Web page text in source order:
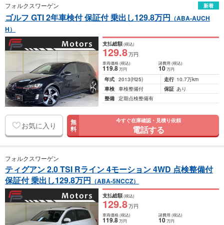
フォルクスワーゲン 新着
ゴルフ GTI 2年車検付 保証付 乗出し129.8万円 （ABA-AUCH
H）
支払総額(税込)
129.8万円
車両価格(税込)
119.8万円
諸費用 (税込)
10 万円
年式 2013(H25) 走行 10.7万km
車検 車検整備付 保証 あり
整備 定期点検整備有
お気に入り 無
料
今すぐ在庫確認・見積り依頼
電話する
フォルクスワーゲン
ティグアン 2.0 TSI Rライン 4モーション 4WD 点検整備付
保証付 乗出し129.8万円 （ABA-5NCCZ）
支払総額(税込)
129.8万円
車両価格(税込)
119.8万円
諸費用 (税込)
10 万円